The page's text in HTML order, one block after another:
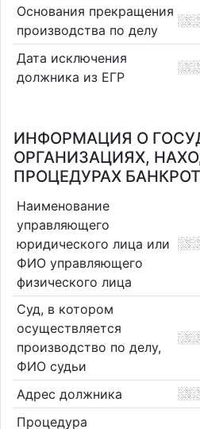
Основания прекращения
производства по делу
Дата исключения
должника из ЕГР
ИНФОРМАЦИЯ О
ОРГАНИЗАЦИЯХ,
ПРОЦЕДУРАХ
Наименование
управляющего
юридического лица или
ФИО управляющего
физического лица
Суд, в котором
осуществляется
производство по делу,
ФИО судьи
Адрес должника
Процедура